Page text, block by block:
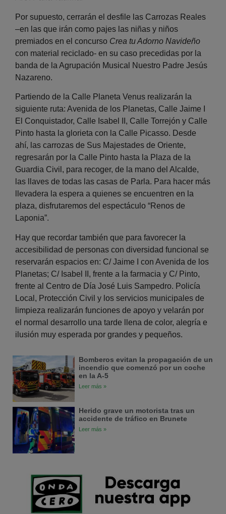
Por supuesto, cerrarán el desfile las Carrozas Reales
–en las que irán como pajes las niñas y niños
premiados en el concurso Crea tu Adorno Navideño
con material reciclado- en su caso precedidas por la
banda de la Agrupación Musical Nuestro Padre Jesús
Nazareno.
Partiendo de la Calle Planeta Venus realizarán la
siguiente ruta: Avenida de los Planetas, Calle Jaime I
El Conquistador, Calle Isabel II, Calle Torrejón y Calle
Pinto hasta la glorieta con la Calle Picasso. Desde
ahí, las carrozas de Sus Majestades de Oriente,
regresarán por la Calle Pinto hasta la Plaza de la
Guardia Civil, para recoger, de la mano del Alcalde,
las llaves de todas las casas de Parla. Para hacer más
llevadera la espera a quienes se encuentren en la
plaza, disfrutaremos del espectáculo “Renos de
Laponia”.
Hay que recordar también que para favorecer la
accesibilidad de personas con diversidad funcional se
reservarán espacios en: C/ Jaime I con Avenida de los
Planetas; C/ Isabel II, frente a la farmacia y C/ Pinto,
frente al Centro de Día José Luis Sampedro. Policía
Local, Protección Civil y los servicios municipales de
limpieza realizarán funciones de apoyo y velarán por
el normal desarrollo una tarde llena de color, alegría e
ilusión muy esperada por grandes y pequeños.
Bomberos evitan la propagación de un
incendio que comenzó por un coche
en la A-5
Leer más »
Herido grave un motorista tras un
accidente de tráfico en Brunete
Leer más »